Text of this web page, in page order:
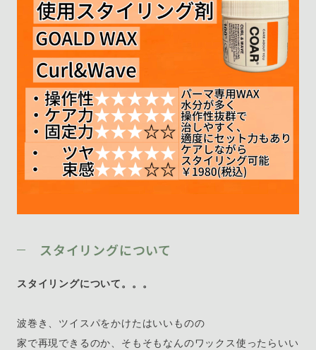
スタイリングについて
スタイリングについて。。。
波巻き、ツイスパをかけたはいいものの
家で再現できるのか、そもそもなんのワックス使ったらいい